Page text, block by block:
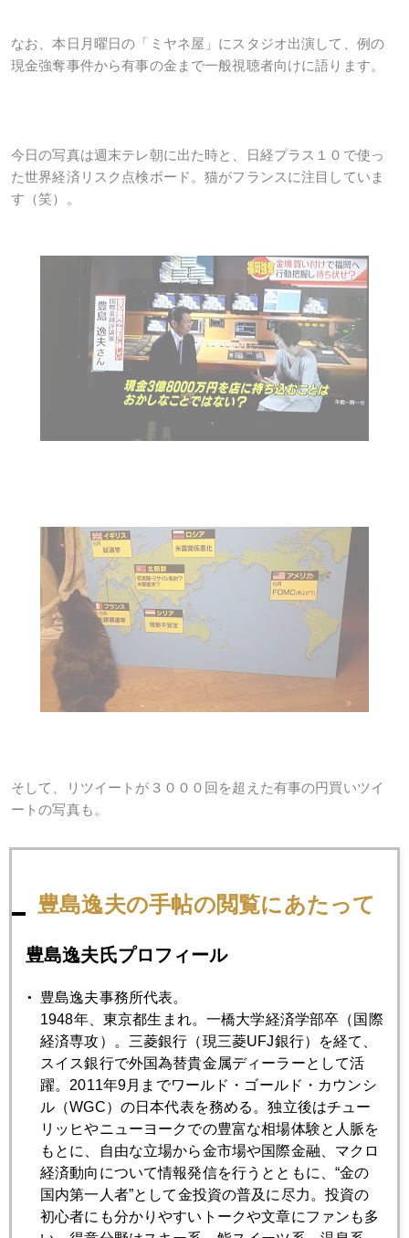
なお、本日月曜日の「ミヤネ屋」にスタジオ出演して、例の
現金強奪事件から有事の金まで一般視聴者向けに語ります。
今日の写真は週末テレ朝に出た時と、日経プラス１０で使っ
た世界経済リスク点検ボード。猫がフランスに注目していま
す（笑）。
そして、リツイートが３０００回を超えた有事の円買いツイ
ートの写真も。
2017年
1月 2月 3月 4月 5月 6月
豊島逸夫の手帖の閲覧にあたって
豊島逸夫氏プロフィール
豊島逸夫事務所代表。
1948年、東京都生まれ。一橋大学経済学部卒（国際
経済専攻）。三菱銀行（現三菱UFJ銀行）を経て、
スイス銀行で外国為替貴金属ディーラーとして活
躍。2011年9月までワールド・ゴールド・カウンシ
ル（WGC）の日本代表を務める。独立後はチュー
リッヒやニューヨークでの豊富な相場体験と人脈を
もとに、自由な立場から金市場や国際金融、マクロ
経済動向について情報発信を行うとともに、“金の
国内第一人者”として金投資の普及に尽力。投資の
初心者にも分かりやすいトークや文章にファンも多